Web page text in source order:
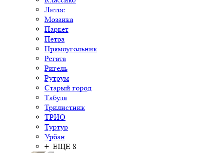
Литос
Мозаика
Паркет
Петра
Прямоугольник
Регата
Ригель
Рутрум
Старый город
Табула
Трилистник
ТРИО
Туртур
Урбан
+ ЕЩЕ 8